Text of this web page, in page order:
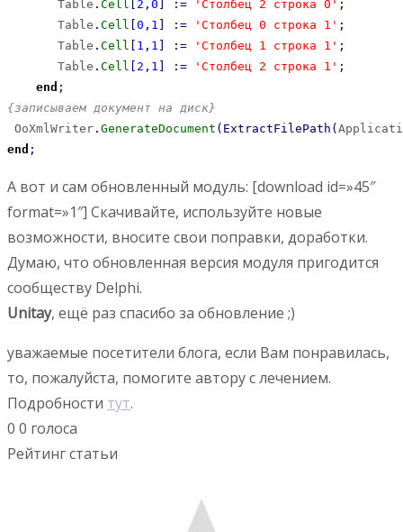
       Table
. Cell 2 , 0 : = 'Столбец 2 строка 0' ;
       Table
. Cell 0 , 1 : = 'Столбец 0 строка 1' ;
       Table
. Cell 1 , 1 : = 'Столбец 1 строка 1' ;
       Table
. Cell 2 , 1 : = 'Столбец 2 строка 1' ;
end ;
{записываем документ на диск}
OoXmlWriter . GenerateDocument ( ExtractFilePath (
end ;
А вот и сам обновленный модуль: [download id=»45″
format=»1″] Скачивайте, используйте новые
возможности, вносите свои поправки, доработки.
Думаю, что обновленная версия модуля пригодится
сообществу Delphi.
Unitay, ещё раз спасибо за обновление ;)
уважаемые посетители блога, если Вам понравилась,
то, пожалуйста, помогите автору с лечением.
Подробности тут.
0 0 голоса
Рейтинг статьи